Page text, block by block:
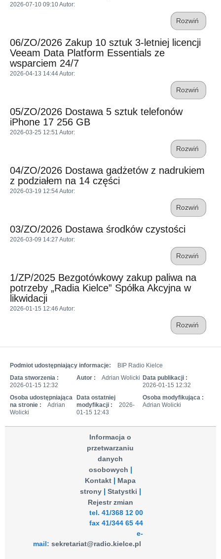
2026-07-10 09:10Autor:
Rozwiń
06/ZO/2026 Zakup 10 sztuk 3-letniej licencji
Veeam Data Platform Essentials ze
wsparciem 24/7
2026-04-13 14:44Autor:
Rozwiń
05/ZO/2026 Dostawa 5 sztuk telefonów
iPhone 17 256 GB
2026-03-25 12:51 Autor:
Rozwiń
04/ZO/2026 Dostawa gadżetów z nadrukiem
z podziałem na 14 części
2026-03-19 12:54Autor:
Rozwiń
03/ZO/2026 Dostawa środków czystości
2026-03-09 14:27 Autor:
Rozwiń
1/ZP/2025 Bezgotówkowy zakup paliwa na
potrzeby „Radia Kielce” Spółka Akcyjna w
likwidacji
2026-01-15 12:46 Autor:
Rozwiń
Podmiot udostępniający informacje:
BIP Radio Kielce
Data stworzenia :
2026-01-15 12:32
Autor : Adrian Wolicki Data publikacji :
2026-01-15 12:32
Osoba udostępniająca
na stronie :
Adrian
Wolicki
Data ostatniej
modyfikacji :
2026-
01-15 12:43
Osoba modyfikująca :
Adrian Wolicki
Informacja o
przetwarzaniu
danych
osobowych
Kontakt
Mapa
strony
Statystki
Rejestr zmian
tel. 41/368 12 00
fax 41/344 65 44
e-
mail:sekretariat@radio.kielce.pl